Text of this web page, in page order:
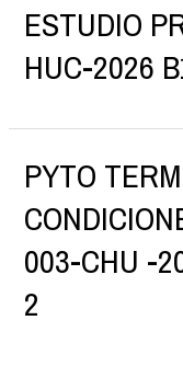
ESTUDIO
HUC-2026
PYTO
003-CHU -
2